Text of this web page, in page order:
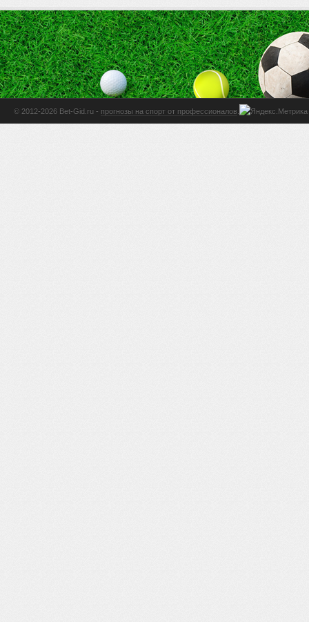
© 2012-2026 Bet-Gid.ru - прогнозы на спорт от профессионалов